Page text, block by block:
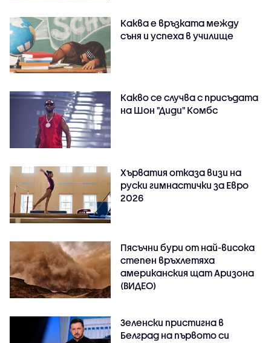
Каква е връзката между
съня и успеха в училище
Какво се случва с присъдата
на Шон "Диди" Комбс
Хърватия отказа визи на
руски гимнастички за Евро
2026
Пясъчни бури от най-висока
степен връхлетяха
американския щат Аризона
(ВИДЕО)
Зеленски пристигна в
Белград на първото си